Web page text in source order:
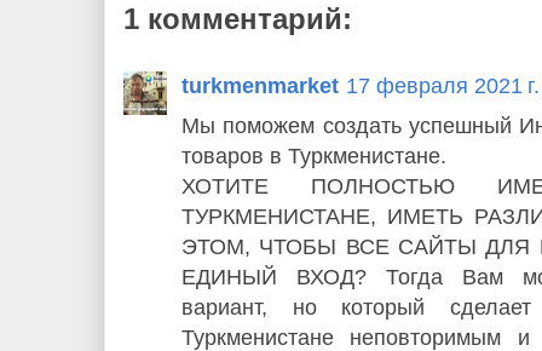
1 комментарий:
turkmenmarket 17 февраля 2021
Мы поможем создать успешный
товаров в Туркменистане.
ХОТИТЕ ПОЛНОСТЬЮ
ТУРКМЕНИСТАНЕ, ИМЕТЬ
ЭТОМ, ЧТОБЫ ВСЕ САЙТЫ ДЛЯ
ЕДИНЫЙ ВХОД? Тогда Вам
вариант, но который
Туркменистане неповторимым